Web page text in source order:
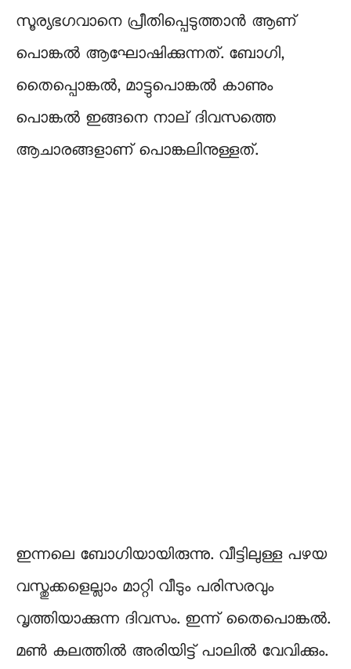
സൂര്യഭഗവാനെ പ്രീതിപ്പെടുത്താൻ ആണ്
പൊങ്കൽ ആഘോഷിക്കുന്നത്. ബോഗി,
തൈപ്പൊങ്കൽ, മാട്ടുപൊങ്കൽ കാണും
പൊങ്കൽ ഇങ്ങനെ നാല് ദിവസത്തെ
ആചാരങ്ങളാണ് പൊങ്കലിനുള്ളത്.
ഇന്നലെ ബോഗിയായിരുന്നു. വീട്ടിലുള്ള പഴയ
വസ്തുക്കളെല്ലാം മാറ്റി വീടും പരിസരവും
വൃത്തിയാക്കുന്ന ദിവസം. ഇന്ന് തൈപൊങ്കൽ.
മൺ കലത്തിൽ അരിയിട്ട് പാലിൽ വേവിക്കും.